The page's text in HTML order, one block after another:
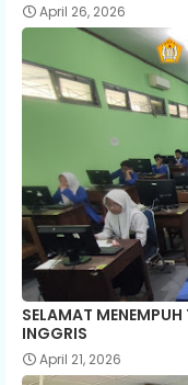
April 26, 2026
SELAMAT
INGGRIS
April 21, 2026